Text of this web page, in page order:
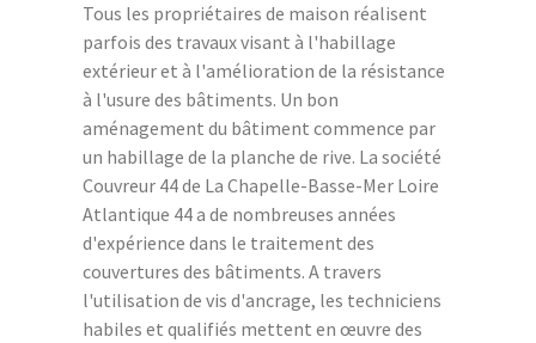
Tous les propriétaires de maison réalisent
parfois des travaux visant à l'habillage
extérieur et à l'amélioration de la résistance
à l'usure des bâtiments. Un bon
aménagement du bâtiment commence par
un habillage de la planche de rive. La société
Couvreur 44 de La Chapelle-Basse-Mer Loire
Atlantique 44 a de nombreuses années
d'expérience dans le traitement des
couvertures des bâtiments. A travers
l'utilisation de vis d'ancrage, les techniciens
habiles et qualifiés mettent en œuvre des